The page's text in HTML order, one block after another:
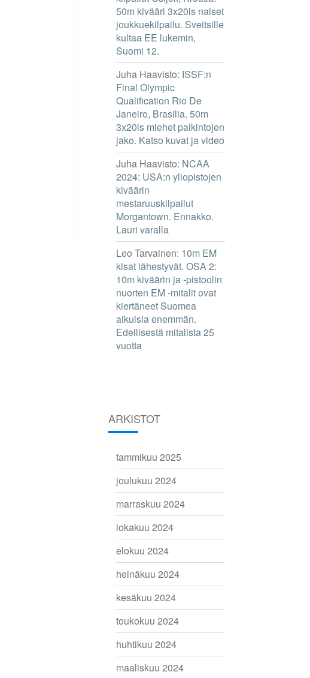
50m kivääri 3x20ls naiset
joukkuekilpailu. Sveitsille
kultaa EE lukemin,
Suomi 12.
Juha Haavisto: ISSF:n
Final Olympic
Qualification Rio De
Janeiro, Brasilia. 50m
3x20ls miehet palkintojen
jako. Katso kuvat ja video
Juha Haavisto: NCAA
2024: USA:n yliopistojen
kiväärin
mestaruuskilpailut
Morgantown. Ennakko.
Lauri varalla
Leo Tarvainen: 10m EM
kisat lähestyvät. OSA 2:
10m kiväärin ja -pistoolin
nuorten EM -mitalit ovat
kiertäneet Suomea
aikuisia enemmän.
Edellisestä mitalista 25
vuotta
ARKISTOT
tammikuu 2025
joulukuu 2024
marraskuu 2024
lokakuu 2024
elokuu 2024
heinäkuu 2024
kesäkuu 2024
toukokuu 2024
huhtikuu 2024
maaliskuu 2024